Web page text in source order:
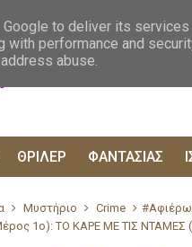
ΘΡΙΛΕΡ ΦΑΝΤΑΣΙΑΣ
Μυστήριο Crime
1ο): ΤΟ ΚΑΡΕ ΜΕ ΤΙΣ ΝΤΑΜΕΣ
to deliver its
with performance and
abuse.